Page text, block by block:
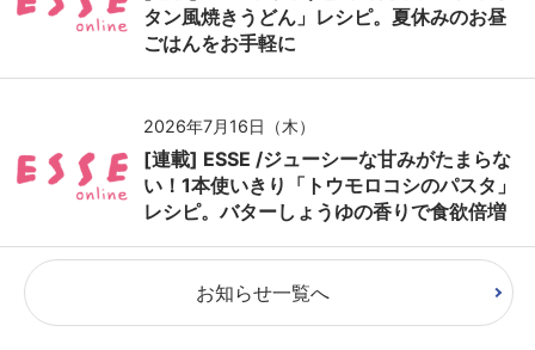
タン風焼きうどん」レシピ。夏休みのお昼
ごはんをお手軽に
2026年7月16日（木）
[連載] ESSE /ジューシーな甘みがたまらな
い！1本使いきり「トウモロコシのパスタ」
レシピ。バターしょうゆの香りで食欲倍増
お知らせ一覧へ